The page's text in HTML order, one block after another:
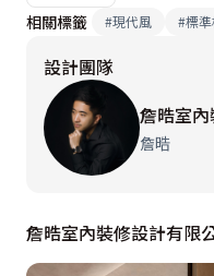
相關標籤
#現代風 #標
設計團隊
詹晧室
詹晧
詹晧室內裝修設計有限